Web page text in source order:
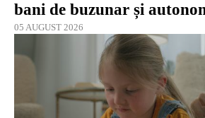
bani de buzunar și
05 AUGUST 2026